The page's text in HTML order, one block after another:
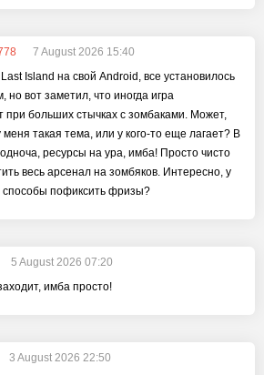
7 August 2026 15:40
Island на свой Android, все установилось
но вот заметил, что иногда игра
при больших стычках с зомбаками. Может,
меня такая тема, или у кого-то еще лагает? В
ресурсы на ура, имба! Просто чисто
весь арсенал на зомбяков. Интересно, у
способы пофиксить фризы?
5 August 2026 07:20
имба просто!
3 August 2026 22:50